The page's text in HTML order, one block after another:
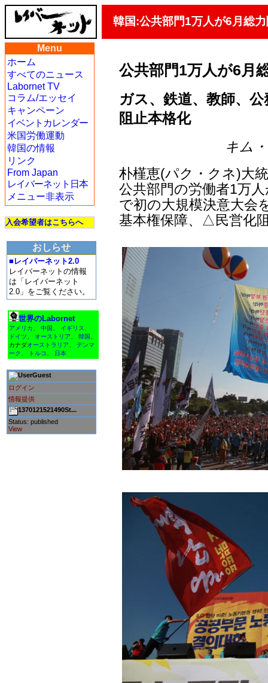
韓国:公共部門1万人が6月総
Menu
ホーム
すべてのニュース
Labornet TV
コラム/エッセイ
キャンペーン
イベントカレンダー
米国労働運動
韓国の情報
リンク
From Japan
レイバーネット日本
メニュー非表示
入会希望者はこちらへ
おしらせ
■レイバーネット2.0
レイバーネットの情報
は「レイバーネット
2.0」をご覧ください。
世界のLabornet
アメリカ 中国 イギリス
ドイツ
オーストリア 韓国
カナダオーストラリア
デンマ
ーク
トルコ 日本
Guest
ログイン
情報提供
1370121521490St...
Status: published
View
公共部門1万人が6月
ガス、鉄道、教師、
阻止本格化
キム
朴槿恵(パク・クネ)大
公共部門の労働者1万
で初の大規模決意大
基本権保障、△民営化